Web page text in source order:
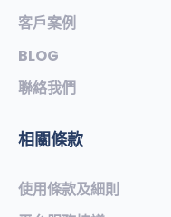
客戶案例
BLOG
聯絡我們
相關條款
使用條款及細則